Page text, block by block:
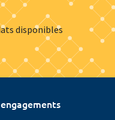
disponibles